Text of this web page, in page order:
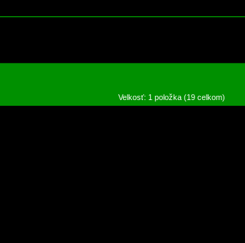
Velkosť: 1 položka (19 celkom)